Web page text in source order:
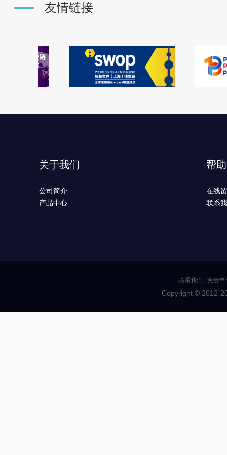
友情链接
关于我们
公司简介
产品中心
帮
在线
联系
联系我们 免责申
Copyright © 2012-